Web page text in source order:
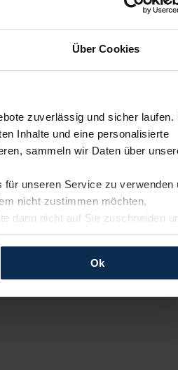
Über Cookies
zuverlässig und sicher laufen.
Inhalte und eine personalisierte
sammeln wir Daten über
für unseren Service zu verwenden
nicht zustimmen möchten,
dann nicht auf Sie zuschneiden
Einstellungen jederzeit
(Art. 46
Ok